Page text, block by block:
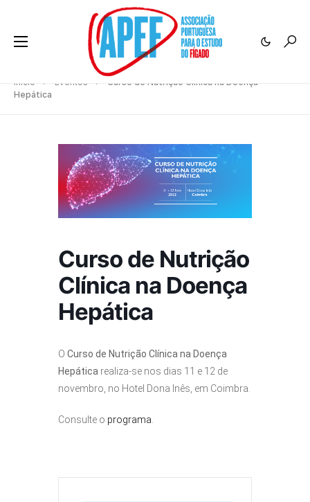
Início Eventos
Curso de Nutrição Clínica na Doença
Hepática
Curso de Nutrição
Clínica na Doença
Hepática
O Curso de Nutrição Clínica na Doença
Hepática realiza-se nos dias 11 e 12 de
novembro, no Hotel Dona Inês, em Coimbra.
Consulte o programa